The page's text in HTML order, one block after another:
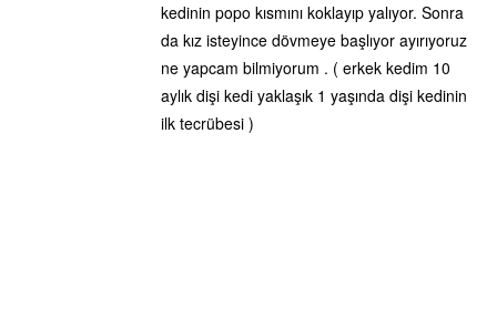
kedinin popo kısmını koklayıp yalıyor. Sonra
da kız isteyince dövmeye başlıyor ayırıyoruz
ne yapcam bilmiyorum . ( erkek kedim 10
aylık dişi kedi yaklaşık 1 yaşında dişi kedinin
ilk tecrübesi )